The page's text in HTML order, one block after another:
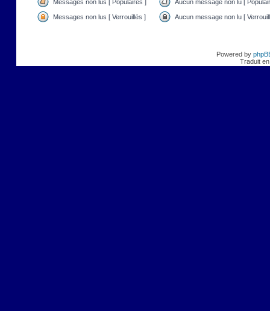
Messages non lus [ Populaires ] Aucun message non lu [
Messages non lus [ Verrouillés ] Aucun message non lu [
Powered by
Traduit